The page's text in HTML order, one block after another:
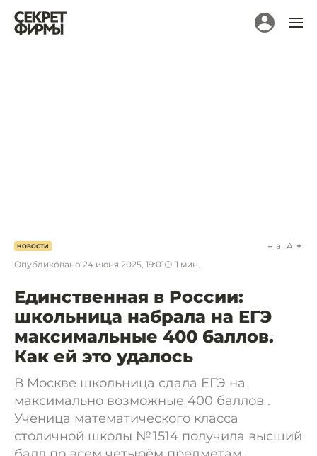
НОВОСТИ
Опубликовано 24 июня 2025, 19:01 1 мин.
a A
Единственная в России:
школьница набрала на ЕГЭ
максимальные 400 баллов.
Как ей это удалось
В Москве школьница сдала ЕГЭ на
максимально возможные 400 баллов .
Ученица математического класса
столичной школы № 1514 получила высший